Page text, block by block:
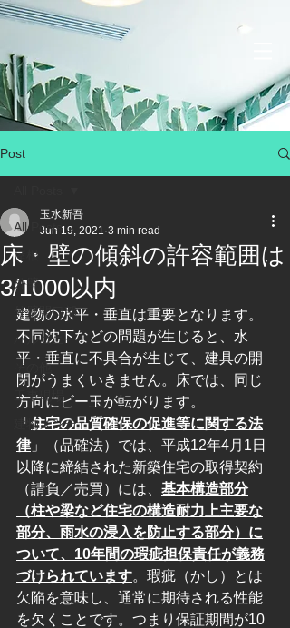
Post
All Posts
屋根
外壁
外壁開口部
バルコニー
その他
工事現場
建物メンテ
床・壁の傾斜の許容範囲は
3/1000以内
玉水新吾
Jun 19, 2021 3 min read
建物の水平・垂直は重要となります。
不同沈下などの問題が生じると、水
平・垂直に不具合が生じて、建具の開
閉がうまくいきません。床では、同じ
方向にビー玉が転がります。
「 住宅の品質確保の促進等に関する法
律」（品確法）では、平成12年4月1日
以降に締結された新築住宅の取得契約
（請負／売買）には、 基本構造部分
（柱や梁など住宅の構造耐力上主要な
部分、雨水の浸入を防止する部分）に
ついて、10年間の瑕疵担保責任が義務
づけられています。瑕疵（かし）とは
欠陥を意味し、通常に期待される性能
を欠くことです。つまり保証期間が10